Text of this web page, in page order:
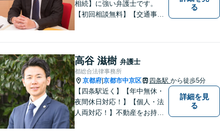
相続】に強い弁護士です。
【初回相談無料】【交通事故
徒歩５分】の法律事務所リン
クスの代表弁護士で【弁護士
経験１０年以上】になりま
す。
る
高谷 滋樹 弁護士
都総合法律事務所
京都府 京都市中京区 四条駅 から徒歩5分
【四条駅近く】【年中無休・
夜間休日対応！】【個人・法
人両対応！】不動産をお持ち
詳細を見
る